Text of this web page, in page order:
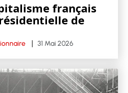
français
de
31 Mai 2026